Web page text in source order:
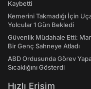
Kaybetti
Kemerini Takmadığı İçin
Yolcular 1 Gün Bekledi
Güvenlik Müdahale Etti:
Bir Genç Sahneye Atladı
ABD Ordusunda Görev
Sıcaklığını Gösterdi
Hızlı Erişim